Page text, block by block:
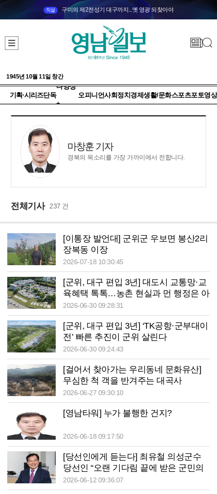
직설 구미의 제2전성기 대구까지...옛 영광 되찾아야
1945년 10월 11일 창간
기획·시리즈단독
다양성
+
오피니언사회정치 경제생활/문화스포츠포토영상
마창훈 기자
경북의 목소리를 가장 가까이에서 전합니다.
전체기사 237 건
[이통장 발언대] 군위군 우보면 봉산2리
장복동 이장
2026-07-18 10:30:45
[군위, 대구 편입 3년] 대도시 교통망·교
육혜택 톡톡…농촌 현실과 먼 행정은 아
쉬워
2026-06-30 09:28:31
[군위, 대구 편입 3년] ‘TK공항·군부대이
전’ 빠른 추진이 군위 살린다
2026-06-30 09:24:43
[걸어서 찾아가는 우리동네 문화유산]
무심한 척 객을 반겨주는 대곡사
2026-06-27 09:30:10
[영남타워] 누가 불행한 건지?
2026-06-18 09:17:50
[당선인에게 듣는다] 최유철 의성군수
당선인 “오랜 기다림 끝에 받은 군민의
선택, 기쁨보다 책임감이 앞서”
2026-06-12 09:36:07